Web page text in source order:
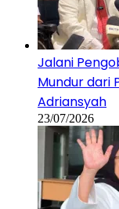
Jalani
Mundur dari
Adriansyah
23/07/2026